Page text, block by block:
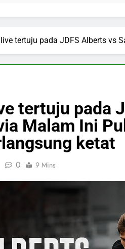
tertuju pada JDFS Alberts vs
tertuju pada
Malam Ini
ketat
0 9 Mins